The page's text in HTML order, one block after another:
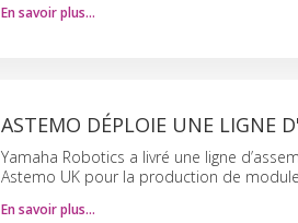
En savoir plus…
ASTEMO DÉPLOIE UNE LIGNE
Yamaha Robotics a livré une ligne
Astemo UK pour la production de
En savoir plus…